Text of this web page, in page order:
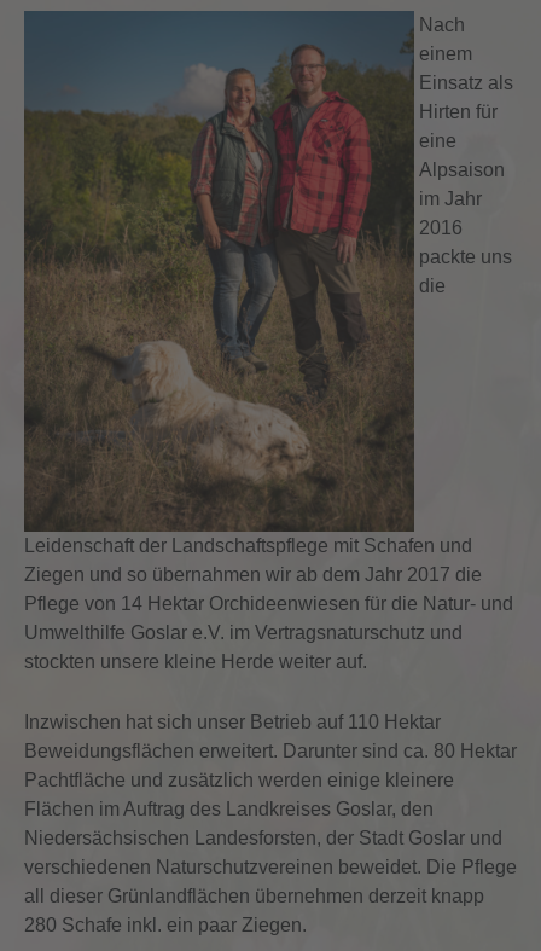
Nach
einem
Einsatz als
Hirten für
eine
Alpsaison
im Jahr
2016
packte uns
die
Leidenschaft der Landschaftspflege mit Schafen und
Ziegen und so übernahmen wir ab dem Jahr 2017 die
Pflege von 14 Hektar Orchideenwiesen für die Natur- und
Umwelthilfe Goslar e.V. im Vertragsnaturschutz und
stockten unsere kleine Herde weiter auf.
Inzwischen hat sich unser Betrieb auf 110 Hektar
Beweidungsflächen erweitert. Darunter sind ca. 80 Hektar
Pachtfläche und zusätzlich werden einige kleinere
Flächen im Auftrag des Landkreises Goslar, den
Niedersächsischen Landesforsten, der Stadt Goslar und
verschiedenen Naturschutzvereinen beweidet. Die Pflege
all dieser Grünlandflächen übernehmen derzeit knapp
280 Schafe inkl. ein paar Ziegen.